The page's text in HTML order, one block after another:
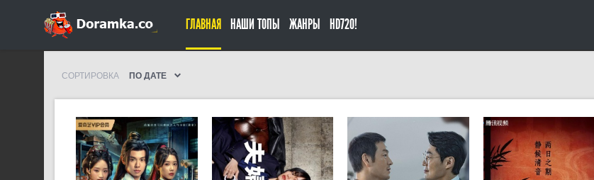
ГЛАВНАЯ НАШИ ТОПЫ ЖАНРЫ HD720!
СОРТИРОВКА ПО ДАТЕ